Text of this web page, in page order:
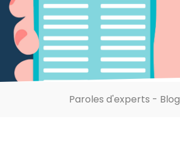
Paroles d'experts - Blog